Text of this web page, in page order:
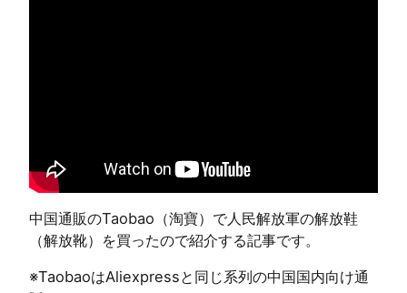
中国通販のTaobao（淘寶）で人民解放軍の解放鞋
（解放靴）を買ったので紹介する記事です。
※TaobaoはAliexpressと同じ系列の中国国内向け通